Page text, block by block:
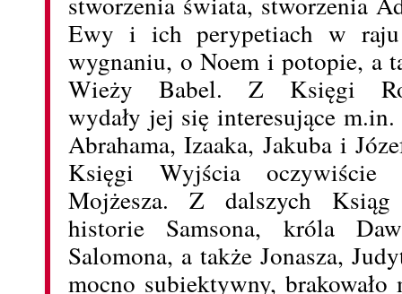
Ewy i ich perypetiach w
wygnaniu, o Noem i potopie, a
Wieży Babel. Z Księgi
wydały jej się interesujące
Abrahama, Izaaka, Jakuba i
Księgi Wyjścia oczywiście
Mojżesza. Z dalszych
historie Samsona, króla
Salomona, a także Jonasza,
mocno subiektywny,